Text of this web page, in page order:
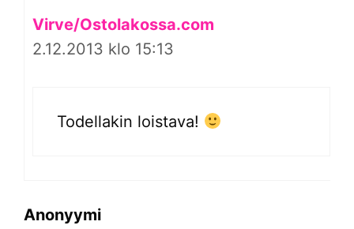
Virve/Ostolakossa.com
2.12.2013 klo 15:13
Todellakin loistava!
Anonyymi